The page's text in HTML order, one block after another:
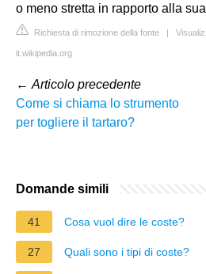
o meno stretta in rapporto alla
Richiesta di rimozione della fonte |
it.wikipedia.org
← Articolo precedente
Come si chiama lo strumento
per togliere il tartaro?
Domande simili
41 Cosa vuol dire le coste?
27 Quali sono i tipi di coste?